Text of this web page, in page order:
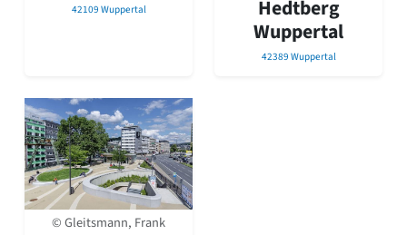
Suchbegriff eingeben
42109 Wuppertal
Hedtberg
Wuppertal
42389 Wuppertal
© Gleitsmann, Frank